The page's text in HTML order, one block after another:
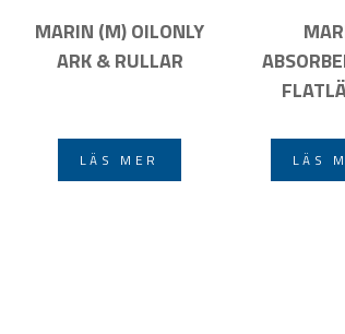
MARIN (M) OILONLY
ARK & RULLAR
LÄS MER LÄS